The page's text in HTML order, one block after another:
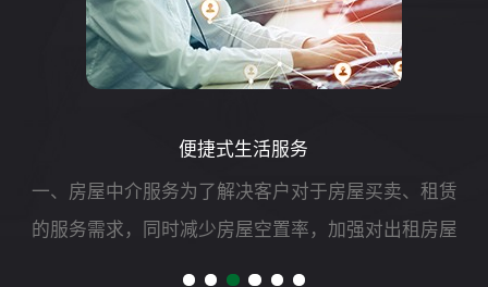
便捷式生活服务
一、房屋中介服务为了解决客户对于房屋买卖、租赁
的服务需求，同时减少房屋空置率，加强对出租房屋